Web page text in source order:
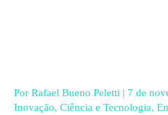
Por Rafael Bueno Peletti | 7 de
Inovação, Ciência e Tecnologia,